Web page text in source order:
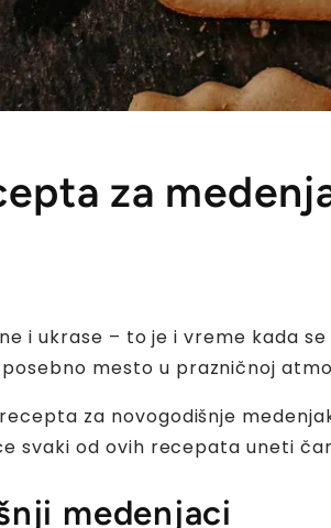
za
i ukrase – to je i vreme kada
mesto u prazničnoj
za novogodišnje
svaki od ovih recepata uneti
medenjaci